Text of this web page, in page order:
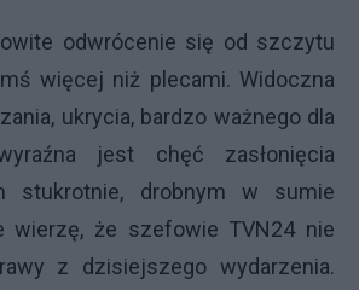
odwrócenie się od szczytu
więcej niż plecami. Widoczna
ukrycia, bardzo ważnego dla
jest chęć zasłonięcia
stukrotnie, drobnym w sumie
wierzę, że szefowie TVN24 nie
z dzisiejszego wydarzenia.